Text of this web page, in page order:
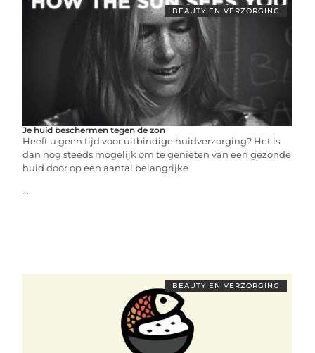
BEAUTY EN VERZORGING
Je huid beschermen tegen de zon
Heeft u geen tijd voor uitbindige huidverzorging? Het is
dan nog steeds mogelijk om te genieten van een gezonde
huid door op een aantal belangrijke
...
BEAUTY EN VERZORGING